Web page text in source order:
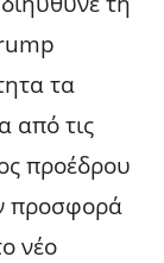
τα
από τις
προέδρου
προσφορά
νέο